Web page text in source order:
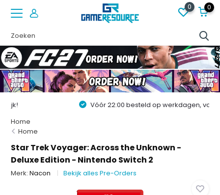
0 0
Vóór 22:00 besteld op werkdagen, volgende dag in huis!
Home
Home
Star Trek Voyager: Across the Unknown -
Deluxe Edition - Nintendo Switch 2
Merk:Nacon Bekijk alles Pre-Orders